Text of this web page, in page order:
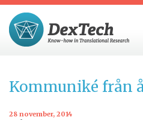
Kommuniké från
28 november, 2014